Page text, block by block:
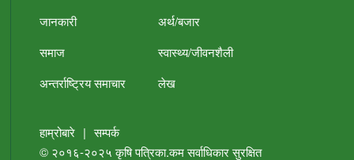
जानकारी
अर्थ/बजार
समाज
स्वास्थ्य/जीवनशैली
अन्तर्राष्ट्रिय समाचार
लेख
हाम्रोबारे | सम्पर्क
© २०१६-२०२५कृषि पत्रिका.कमसर्वाधिकार सुरक्षित